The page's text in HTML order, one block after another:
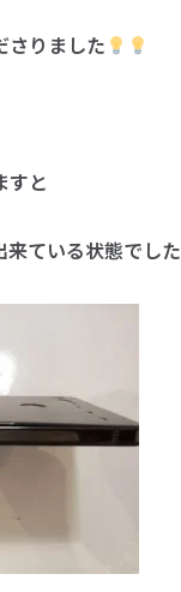
さりました
すと
ている状態でした